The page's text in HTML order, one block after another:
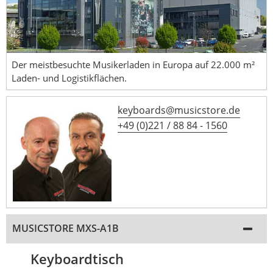
Der meistbesuchte Musikerladen in Europa auf 22.000 m²
Laden- und Logistikflächen.
keyboards@musicstore.de
+49 (0)221 / 88 84 - 1560
MUSICSTORE MXS-A1B
Keyboardtisch